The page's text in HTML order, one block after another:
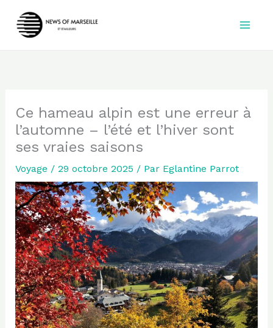
Ce hameau alpin est une erreur à
l’automne – l’été et l’hiver sont
ses vraies saisons
Voyage / 29 octobre 2025 / Par Eglantine Parrot